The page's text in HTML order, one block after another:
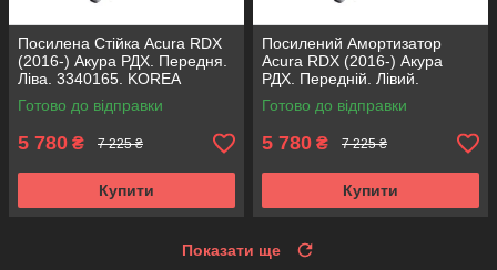
Посилена Стійка Acura RDX
(2016-) Акура РДХ. Передня.
Ліва. 3340165. KOREA
Аксусс!
Готово до відправки
5 780 ₴ 7 225 ₴
Купити
Посилений Амортизатор
Acura RDX (2016-) Акура
РДХ. Передній. Лівий.
3340165. KOREA Аксусс!
Готово до відправки
5 780 ₴ 7 225 ₴
Купити
Показати ще